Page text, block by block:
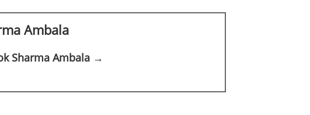
Ambala
Sharma Ambala →